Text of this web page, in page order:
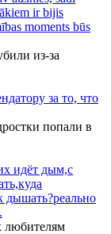
ir bijis
moments būs
из-за
за то, что
попали в
идёт дым,с
дышать?реально
любителям